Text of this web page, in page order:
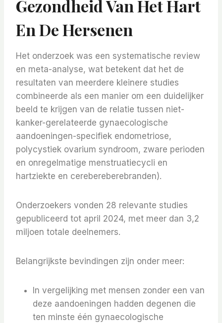
Gezondheid Van Het Hart
En De Hersenen
Het onderzoek was een systematische review
en meta-analyse, wat betekent dat het de
resultaten van meerdere kleinere studies
combineerde als een manier om een ​​duidelijker
beeld te krijgen van de relatie tussen niet-
kanker-gerelateerde gynaecologische
aandoeningen-specifiek endometriose,
polycystiek ovarium syndroom, zware perioden
en onregelmatige menstruatiecycli en
hartziekte en cerebereberebranden).
Onderzoekers vonden 28 relevante studies
gepubliceerd tot april 2024, met meer dan 3,2
miljoen totale deelnemers.
Belangrijkste bevindingen zijn onder meer:
In vergelijking met mensen zonder een van
deze aandoeningen hadden degenen die
ten minste één gynaecologische